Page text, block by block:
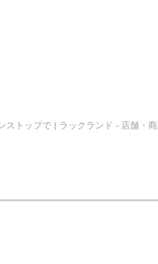
ストップで | ラックランド - 店舗・